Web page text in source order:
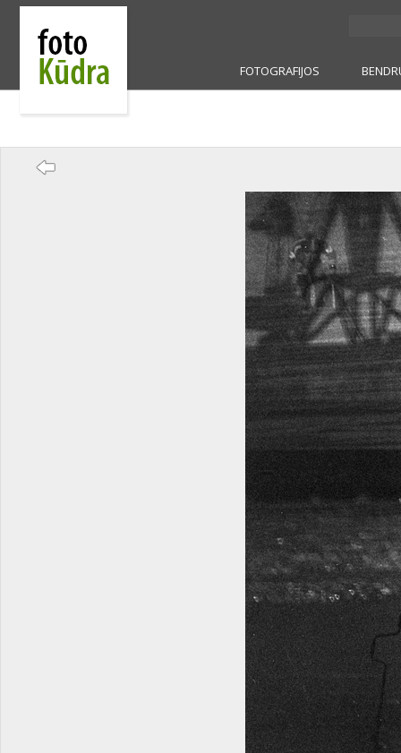
FOTOGRAFIJOS